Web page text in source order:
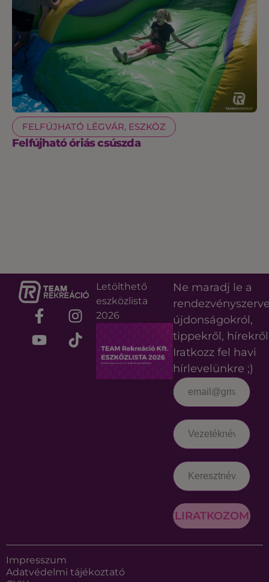
FELFÚJHATÓ LÉGVÁR, ESZKÖZ
Felfújható óriás csúszda
Letölthető
eszközlista
2026
Ne maradj le a
újdonságokról,
tippekről,
Iratkozz fel havi
hírlevelünkre ;)
FELIRATKOZOM
Impresszum
Adatvédelmi tájékoztató